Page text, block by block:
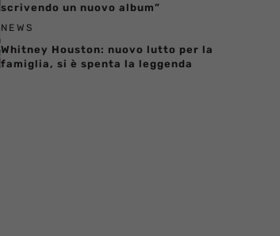
scrivendo un nuovo album”
NEWS
Whitney Houston: nuovo lutto per la
famiglia, si è spenta la leggenda